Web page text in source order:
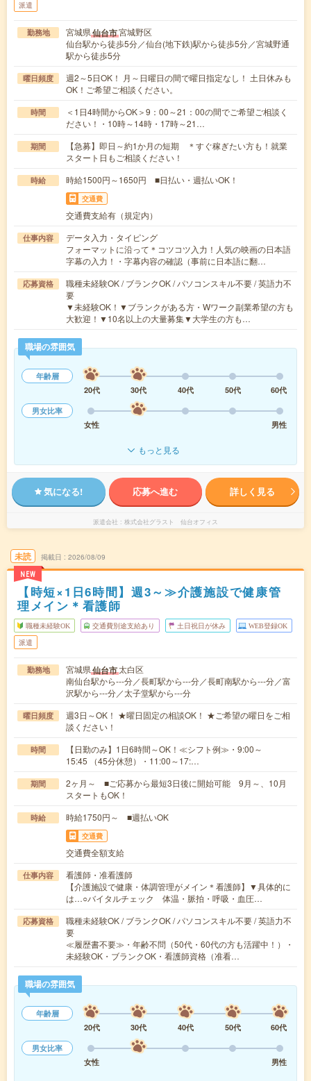
派遣
勤務地 宮城県仙台市宮城野区
仙台駅から徒歩5分／仙台(地下鉄)駅から徒歩5分／宮城野通
駅から徒歩5分
曜日頻度
週2～5日OK！ 月～日曜日の間で曜日指定なし！ 土日休みも
OK！ご希望ご相談ください。
時間
＜1日4時間からOK＞9：00～21：00の間でご希望ご相談く
ださい！・10時～14時・17時～21…
期間
【急募】即日～約1か月の短期 ＊すぐ稼ぎたい方も！就業
スタート日もご相談ください！
時給 時給1500円～1650円 ■日払い・週払いOK！
交通費
交通費支給有（規定内）
仕事内容
データ入力・タイピング
フォーマットに沿って＊コツコツ入力！人気の映画の日本語
字幕の入力！・字幕内容の確認（事前に日本語に翻…
応募資格
職種未経験OK / ブランクOK / パソコンスキル不要 / 英語力不
要
▼未経験OK！▼ブランクがある方・Wワーク副業希望の方も
大歓迎！▼10名以上の大量募集▼大学生の方も…
職場の雰囲気
年齢層
20代
30代 40代 50代
60代
男女比率
女性
男性
もっと見る
気になる! 応募へ進む 詳しく見る
派遣会社 株式会社グラスト 仙台オフィス
未読
NEW
掲載日 2026/08/09
【時短×1日6時間】週3～≫介護施設で健康管
理メイン＊看護師
職種未経験OK 交通費別途支給あり 土日祝日が休み WEB登録OK
派遣
勤務地 宮城県仙台市太白区
南仙台駅から---分／長町駅から---分／長町南駅から---分／富
沢駅から---分／太子堂駅から---分
曜日頻度
週3日～OK！ ★曜日固定の相談OK！ ★ご希望の曜日をご相
談ください！
時間
【日勤のみ】1日6時間～OK！≪シフト例≫・9:00～
15:45 （45分休憩）・11:00～17:…
期間
2ヶ月～ ■ご応募から最短3日後に開始可能 9月～、10月
スタートもOK！
時給 時給1750円～ ■週払いOK
交通費
交通費全額支給
仕事内容
看護師・准看護師
【介護施設で健康・体調管理がメイン＊看護師】▼具体的に
は…○バイタルチェック 体温・脈拍・呼吸・血圧…
応募資格
職種未経験OK / ブランクOK / パソコンスキル不要 / 英語力不
要
≪履歴書不要≫・年齢不問（50代・60代の方も活躍中！）・
未経験OK・ブランクOK・看護師資格（准看…
職場の雰囲気
年齢層
20代
30代 40代 50代
60代
男女比率
女性
男性